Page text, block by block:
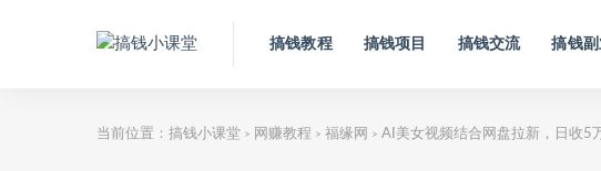
搞钱教程 搞钱项目 搞钱交流 搞钱
当前位置： 搞钱小课堂 > 网赚教程 > 福缘网 > AI美女视频结合网盘拉新，日收5